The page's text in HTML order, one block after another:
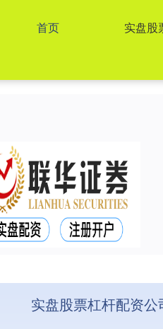
首页 实盘股
实盘股票杠杆配资公